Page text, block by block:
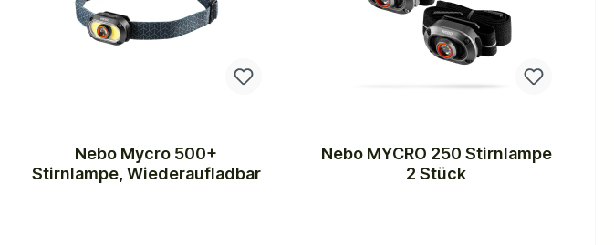
Nebo Mycro 500+
Stirnlampe, Wiederaufladbar
Nebo MYCRO 250 Stirnlampe
2 Stück